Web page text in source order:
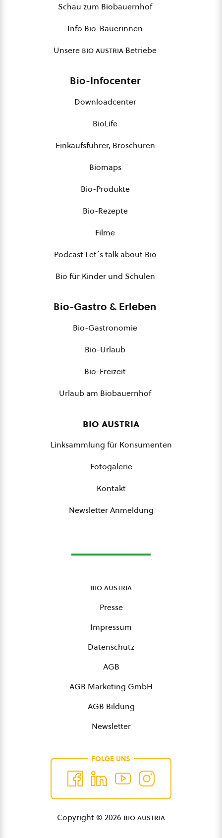
Schau zum Biobauernhof
Info Bio-Bäuerinnen
Unsere bio austria Betriebe
Bio-Infocenter
Downloadcenter
BioLife
Einkaufsführer, Broschüren
Biomaps
Bio-Produkte
Bio-Rezepte
Filme
Podcast Let´s talk about Bio
Bio für Kinder und Schulen
Bio-Gastro & Erleben
Bio-Gastronomie
Bio-Urlaub
Bio-Freizeit
Urlaub am Biobauernhof
bio austria
Linksammlung für Konsumenten
Fotogalerie
Kontakt
Newsletter Anmeldung
bio austria
Presse
Impressum
Datenschutz
AGB
AGB Marketing GmbH
AGB Bildung
Newsletter
FOLGE UNS
Copyright © 2026 bio austria